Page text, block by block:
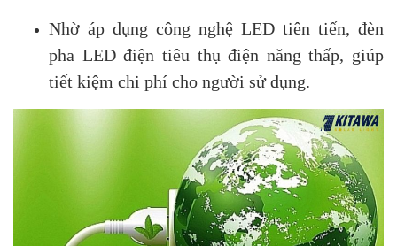
Nhờ áp dụng công nghệ LED tiên tiến, đèn
pha LED điện tiêu thụ điện năng thấp, giúp
tiết kiệm chi phí cho người sử dụng.